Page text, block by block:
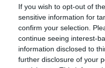
If you wish to opt-out of
sensitive information for
confirm your selection.
continue seeing interest-
information disclosed to
further disclosure of your
Με
και